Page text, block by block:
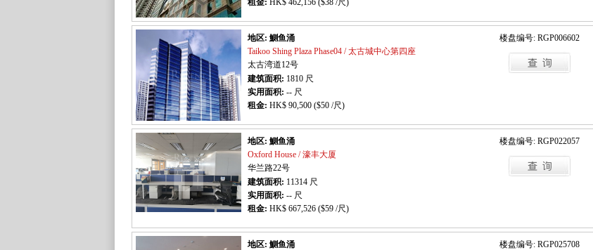
租金: HK$ 462,156 ($38 /尺)
地区: 鰂鱼涌
楼盘编号: RGP006602
Taikoo Shing Plaza Phase04 / 太古城中心第四座
太古湾道12号
建筑面积: 1810 尺
实用面积: -- 尺
租金: HK$ 90,500 ($50 /尺)
地区: 鰂鱼涌
楼盘编号: RGP022057
Oxford House / 濠丰大厦
华兰路22号
建筑面积: 11314 尺
实用面积: -- 尺
租金: HK$ 667,526 ($59 /尺)
地区: 鰂鱼涌
楼盘编号: RGP025708